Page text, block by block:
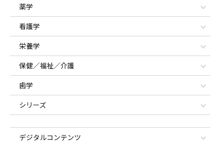
薬学
看護学
栄養学
保健／福祉／介護
歯学
シリーズ
デジタルコンテンツ